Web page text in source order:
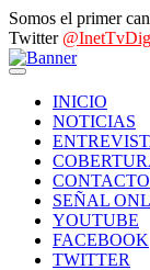
Somos el primer
Twitter
INICIO
NOTICIAS
CONTACTO
SEÑAL
YOUTUBE
FACEBOOK
TWITTER